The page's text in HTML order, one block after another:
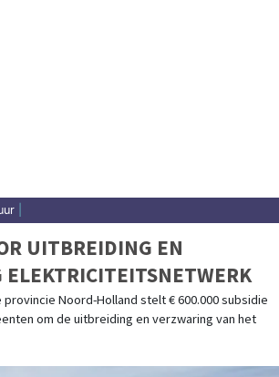
UITBREIDING EN
ELEKTRICITEITSNETWERK
provincie Noord-Holland stelt € 600.000 subsidie
om de uitbreiding en verzwaring van het